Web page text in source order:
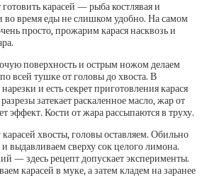
карасей — рыба костлявая и
во время еды не слишком удобно. На самом
просто, прожарим карася насквозь и
поверхность и острым ножом делаем
всей тушке от головы до хвоста. В
и есть секрет приготовления карася
затекает раскаленное масло, жар от
эффект. Кости от жара рассыпаются в труху.
хвосты, головы оставляем. Обильно
выдавливаем сверху сок целого лимона.
— здесь рецепт допускает эксперименты.
карасей в муке, а затем кладем на заранее